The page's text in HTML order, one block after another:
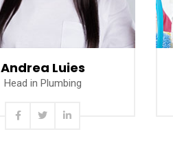
Read more
Andrea Luies
Head in Plumbing